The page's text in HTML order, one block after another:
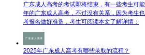
广东成人高考的考试即将结束，有一些考生可
年的广东成人高考，不过没有关系，因为考生
考报名做好准备，考生可阅读本文了解详情：
2025年广东成人高考有哪些录取的流程？